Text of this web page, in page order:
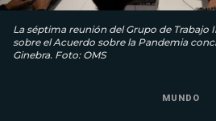
La séptima reunión del Grupo de Trabajo
sobre el Acuerdo sobre la Pandemia
Ginebra. Foto: OMS
MUNDO